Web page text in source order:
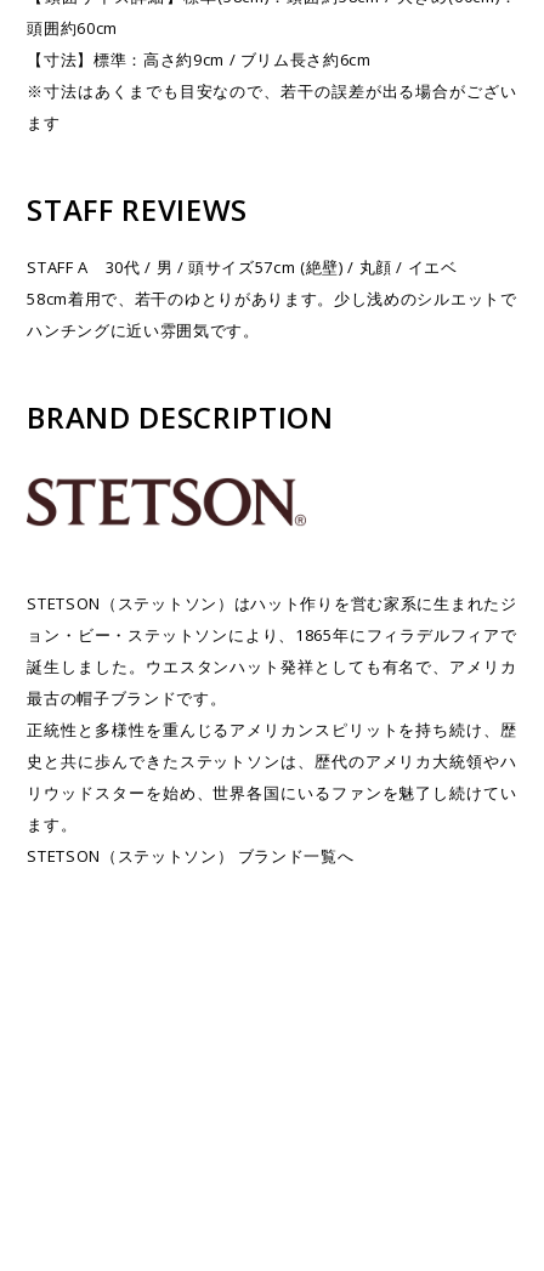
頭囲約60cm
【寸法】標準：高さ約9cm / ブリム長さ約6cm
※寸法はあくまでも目安なので、若干の誤差が出る場合がござい
ます
STAFF REVIEWS
STAFF A 30代 / 男 / 頭サイズ57cm (絶壁) / 丸顔 / イエベ
58cm着用で、若干のゆとりがあります。少し浅めのシルエットで
ハンチングに近い雰囲気です。
BRAND DESCRIPTION
STETSON（ステットソン）はハット作りを営む家系に生まれたジ
ョン・ビー・ステットソンにより、1865年にフィラデルフィアで
誕生しました。ウエスタンハット発祥としても有名で、アメリカ
最古の帽子ブランドです。
正統性と多様性を重んじるアメリカンスピリットを持ち続け、歴
史と共に歩んできたステットソンは、歴代のアメリカ大統領やハ
リウッドスターを始め、世界各国にいるファンを魅了し続けてい
ます。
STETSON（ステットソン） ブランド一覧へ